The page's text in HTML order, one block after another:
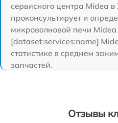
сервисного центра Midea
проконсультирует и
микроволновой печи
[dataset:services:name]
статистике в среднем
запчастей.
Отзывы